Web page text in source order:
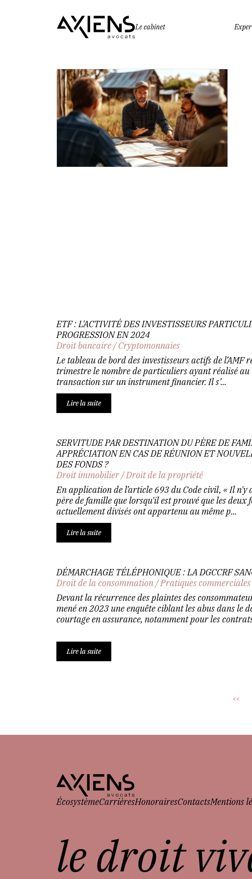
Le cabinet
ETF : L'ACTIVITÉ DES INVESTISSEURS
PROGRESSION EN 2024
Droit bancaire/Cryptomonnaies
Le tableau de bord des investisseurs actifs de l’AMF
trimestre le nombre de particuliers ayant réalisé au
transaction sur un instrument financier. Il s’...
Lire la suite
SERVITUDE PAR DESTINATION DU PÈRE DE
APPRÉCIATION EN CAS DE RÉUNION ET
DES FONDS ?
Droit immobilier/Droit de la propriété
En application de l’article 693 du Code civil, « Il n'y
père de famille que lorsqu'il est prouvé que les deux
actuellement divisés ont appartenu au même p...
Lire la suite
DÉMARCHAGE TÉLÉPHONIQUE : LA DGCCRF
Droit de la consommation/Pratiques commerciales
Devant la récurrence des plaintes des
mené en 2023 une enquête ciblant les abus dans le
courtage en assurance, notamment pour les
Lire la suite
<<
ÉcosystèmeCarrièresHonorairesContactsMentions
le droit